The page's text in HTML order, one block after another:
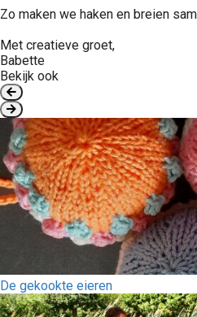
Zo maken we haken en breien
Met creatieve groet,
Babette
Bekijk ook
De gekookte eieren